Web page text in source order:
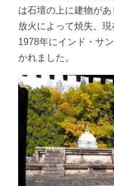
は石壇の上に建物が
放火によって焼失。現
1978年にインド・サ
かれました。